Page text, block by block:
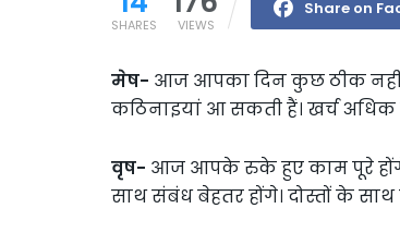
SHARES VIEWS
Share on
मेष- आज आपका दिन कुछ ठीक नहीं
कठिनाइयां आ सकती हैं। खर्च अधिक
वृष- आज आपके रुके हुए काम पूरे
साथ संबंध बेहतर होंगे। दोस्तों के